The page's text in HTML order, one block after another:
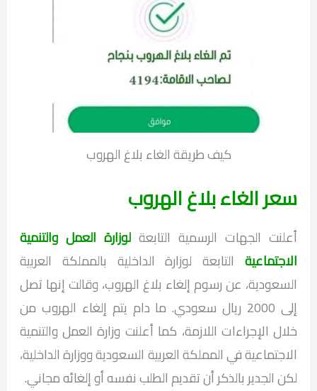
كيف طريقة الغاء بلاغ الهروب
سعر الغاء بلاغ الهروب
أعلنت الجهات الرسمية التابعة لوزارة العمل والتنمية
الاجتماعيةالتابعة لوزارة الداخلية بالمملكة العربية
السعودية، عن رسوم إلغاء بلاغ الهروب، وقالت إنها تصل
إلى 2000 ريال سعودي. ما دام يتم إلغاء الهروب من
خلال الإجراءات اللازمة، كما أعلنت وزارة العمل والتنمية
الاجتماعية في المملكة العربية السعودية ووزارة الداخلية،
لكن الجدير بالذكر أن تقديم الطلب نفسه أو إلغائه مجاني.